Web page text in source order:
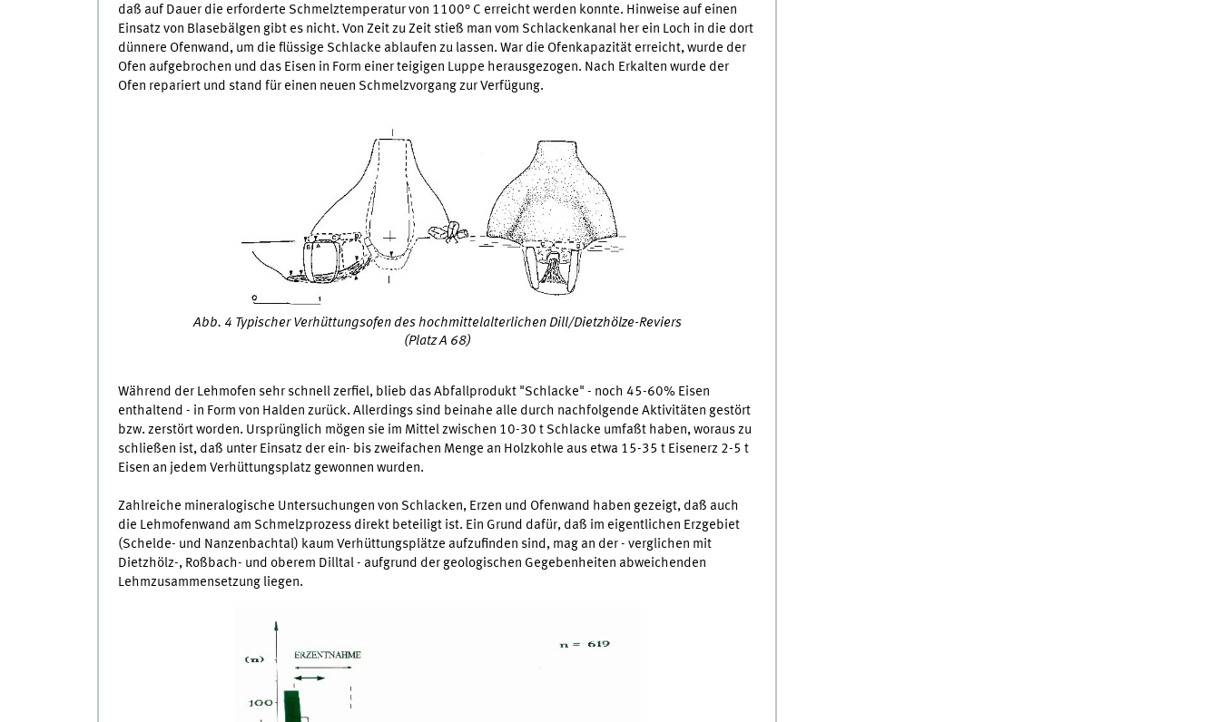
daß auf Dauer die erforderte Schmelztemperatur von 1100° C erreicht werden konnte. Hinweise auf einen
Einsatz von Blasebälgen gibt es nicht. Von Zeit zu Zeit stieß man vom Schlackenkanal her ein Loch in die dort
dünnere Ofenwand, um die flüssige Schlacke ablaufen zu lassen. War die Ofenkapazität erreicht, wurde der
Ofen aufgebrochen und das Eisen in Form einer teigigen Luppe herausgezogen. Nach Erkalten wurde der
Ofen repariert und stand für einen neuen Schmelzvorgang zur Verfügung.
Abb. 4 Typischer Verhüttungsofen des hochmittelalterlichen Dill/Dietzhölze-Reviers
(Platz A 68)
Während der Lehmofen sehr schnell zerfiel, blieb das Abfallprodukt "Schlacke" - noch 45-60% Eisen
enthaltend - in Form von Halden zurück. Allerdings sind beinahe alle durch nachfolgende Aktivitäten gestört
bzw. zerstört worden. Ursprünglich mögen sie im Mittel zwischen 10-30 t Schlacke umfaßt haben, woraus zu
schließen ist, daß unter Einsatz der ein- bis zweifachen Menge an Holzkohle aus etwa 15-35 t Eisenerz 2-5 t
Eisen an jedem Verhüttungsplatz gewonnen wurden.
Zahlreiche mineralogische Untersuchungen von Schlacken, Erzen und Ofenwand haben gezeigt, daß auch
die Lehmofenwand am Schmelzprozess direkt beteiligt ist. Ein Grund dafür, daß im eigentlichen Erzgebiet
(Schelde- und Nanzenbachtal) kaum Verhüttungsplätze aufzufinden sind, mag an der - verglichen mit
Dietzhölz-, Roßbach- und oberem Dilltal - aufgrund der geologischen Gegebenheiten abweichenden
Lehmzusammensetzung liegen.